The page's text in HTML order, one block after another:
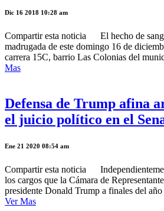
Dic 16 2018 10:28 am
Compartir esta noticia El hecho de
madrugada de este domingo 16 de
carrera 15C, barrio Las Colonias del
Mas
Defensa de Trump afina
el juicio político en el
Ene 21 2020 08:54 am
Compartir esta noticia
los cargos que la Cámara de
presidente Donald Trump a finales del
Ver Mas